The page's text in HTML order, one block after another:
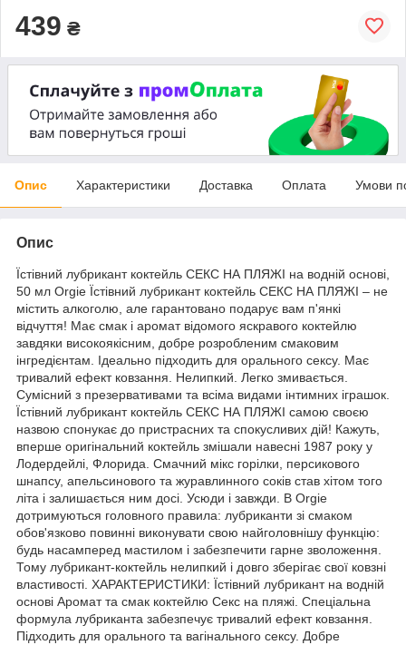
439 ₴
Опис Характеристики Доставка Оплата Умови
Опис
Їстівний лубрикант коктейль СЕКС НА ПЛЯЖІ на водній основі,
50 мл Orgie Їстівний лубрикант коктейль СЕКС НА ПЛЯЖІ – не
містить алкоголю, але гарантовано подарує вам п'янкі
відчуття! Має смак і аромат відомого яскравого коктейлю
завдяки високоякісним, добре розробленим смаковим
інгредієнтам. Ідеально підходить для орального сексу. Має
тривалий ефект ковзання. Нелипкий. Легко змивається.
Сумісний з презервативами та всіма видами інтимних іграшок.
Їстівний лубрикант коктейль СЕКС НА ПЛЯЖІ самою своєю
назвою спонукає до пристрасних та спокусливих дій! Кажуть,
вперше оригінальний коктейль змішали навесні 1987 року у
Лодердейлі, Флорида. Смачний мікс горілки, персикового
шнапсу, апельсинового та журавлинного соків став хітом того
літа і залишається ним досі. Усюди і завжди. В Orgie
дотримуються головного правила: лубриканти зі смаком
обов'язково повинні виконувати свою найголовнішу функцію:
будь насамперед мастилом і забезпечити гарне зволоження.
Тому лубрикант-коктейль нелипкий і довго зберігає свої ковзні
властивості. ХАРАКТЕРИСТИКИ: Їстівний лубрикант на водній
основі Аромат та смак коктейлю Секс на пляжі. Спеціальна
формула лубриканта забезпечує тривалий ефект ковзання.
Підходить для орального та вагінального сексу. Добре